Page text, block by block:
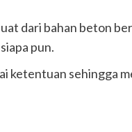
dari bahan beton
pun.
ketentuan sehingga